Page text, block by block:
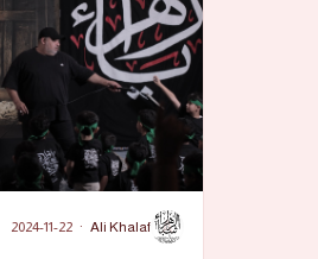
A
Ali Khalaf
·
2024-11-22